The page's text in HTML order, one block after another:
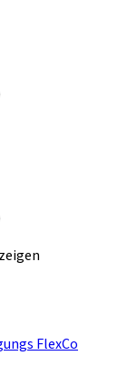
FlexCo